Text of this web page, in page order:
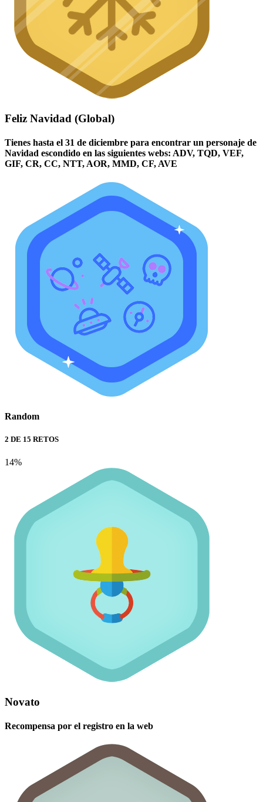
Feliz Navidad (Global)
Tienes hasta el 31 de diciembre para encontrar un personaje de
Navidad escondido en las siguientes webs: ADV, TQD, VEF,
GIF, CR, CC, NTT, AOR, MMD, CF, AVE
Random
2 DE 15 RETOS
14%
Novato
Recompensa por el registro en la web